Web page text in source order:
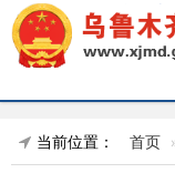
当前位置： 首页